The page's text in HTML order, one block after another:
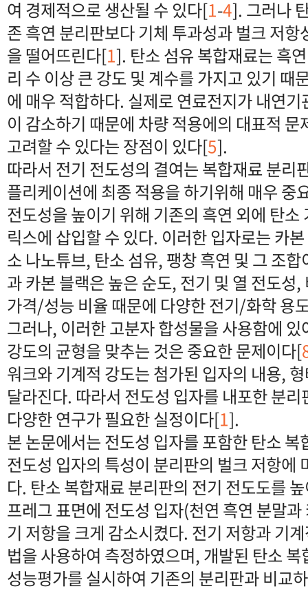
여 경제적으로 생산될 수 있다[1-4]. 그러나
존 흑연 분리판보다 기체 투과성과 벌크 저
을 떨어뜨린다[1]. 탄소 섬유 복합재료는 흑
리 수 이상 큰 강도 및 계수를 가지고 있기 때
에 매우 적합하다. 실제로 연료전지가 내연
이 감소하기 때문에 차량 적용에의 대표적
고려할 수 있다는 장점이 있다[5].
따라서 전기 전도성의 결여는 복합재료 분리
플리케이션에 최종 적용을 하기위해 매우 중
전도성을 높이기 위해 기존의 흑연 외에 탄
릭스에 삽입할 수 있다. 이러한 입자로는 카
소 나노튜브, 탄소 섬유, 팽창 흑연 및 그 조
과 카본 블랙은 높은 순도, 전기 및 열 전도성
가격/성능 비율 때문에 다양한 전기/화학 용
그러나, 이러한 고분자 합성물을 사용함에
강도의 균형을 맞추는 것은 중요한 문제이다[
워크와 기계적 강도는 첨가된 입자의 내용,
달라진다. 따라서 전도성 입자를 내포한 분
다양한 연구가 필요한 실정이다[1].
본 논문에서는 전도성 입자를 포함한 탄소
전도성 입자의 특성이 분리판의 벌크 저항에
다. 탄소 복합재료 분리판의 전기 전도도를
프레그 표면에 전도성 입자(천연 흑연 분말
기 저항을 크게 감소시켰다. 전기 저항과 기
법을 사용하여 측정하였으며, 개발된 탄소
성능평가를 실시하여 기존의 분리판과 비교